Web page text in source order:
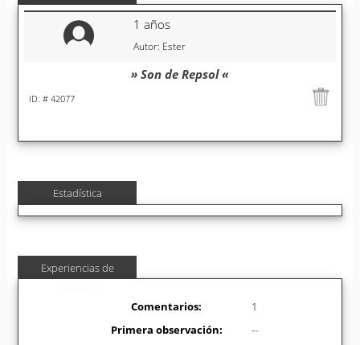
Autor: Ester
1 años
ID: # 42077
» Son de Repsol «
Estadística
Experiencias de
Comentarios:
1
Primera observación:
--